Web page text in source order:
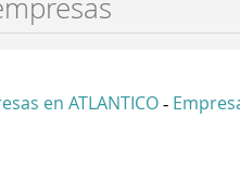
en ATLANTICO -